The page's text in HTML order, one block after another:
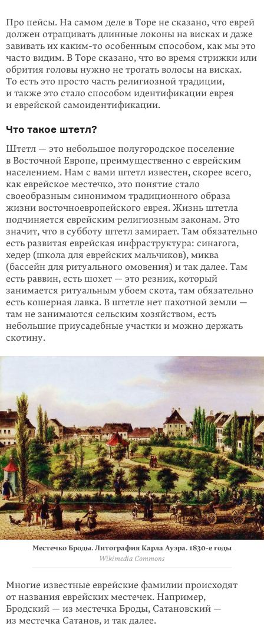
Про пейсы. На самом деле в Торе не сказано, что еврей
должен отращивать длин­ные локоны на висках и даже
завивать их каким-то особенным способом, как мы это
часто видим. В Торе сказано, что во время стрижки или
обрития головы нужно не трогать волосы на висках.
То есть это просто часть религиоз­ной традиции,
и также это стало способом идентификации еврея
и еврейской самоидентификации.
Что такое штетл?
Штетл — это небольшое полугородское поселение
в Восточной Европе, пре­иму­щественно с еврейским
населением. Нам с вами штетл известен, скорее всего,
как еврейское местечко, это понятие стало
своеобразным синонимом традиционного образа
жизни восточноевропейского еврея. Жизнь штетла
подчиняется еврейским религиозным законам. Это
значит, что в субботу штетл замирает. Там обязательно
есть развитая еврейская инфраструктура: синагога,
хедер (школа для еврейских мальчиков), миква
(бассейн для ритуаль­ного омовения) и так далее. Там
есть раввин, есть шохет — это резник, который
занимается ритуальным убоем скота, там обязательно
есть кошерная лавка. В штетле нет пахотной земли —
там не занимаются сельским хозяйством, есть
небольшие приусадебные участки и можно держать
скотину.
Местечко Броды. Литография Карла Ауэра. 1830-е годы
Wikimedia Commons
Многие известные еврейские фамилии происходят
от названия еврейских местечек. Например,
Бродский — из местечка Броды, Сатановский —
из местечка Сатанов, и так далее.